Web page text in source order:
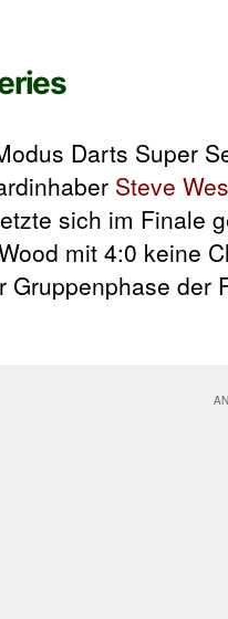
Darts Super
Steve
sich im Finale
mit 4:0 keine
der